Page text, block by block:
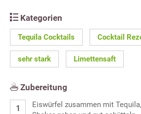
Kategorien
Tequila Cocktails Cocktail
sehr stark Limettensaft
Zubereitung
Eiswürfel zusammen mit